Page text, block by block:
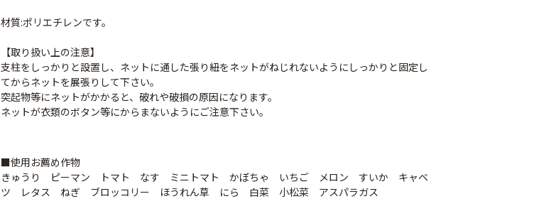
材質:ポリエチレンです。
【取り扱い上の注意】
支柱をしっかりと設置し、ネットに通した張り紐をネットがねじれないようにしっかりと固定し
てからネットを展張りして下さい。
突起物等にネットがかかると、破れや破損の原因になります。
ネットが衣類のボタン等にからまないようにご注意下さい。
■使用お薦め作物
きゅうり ピーマン トマト なす ミニトマト かぼちゃ いちご メロン すいか キャベ
ツ レタス ねぎ ブロッコリー ほうれん草 にら 白菜 小松菜 アスパラガス